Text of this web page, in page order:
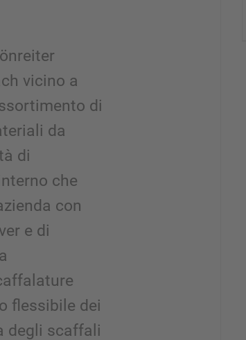
vicino a
di
da
di
che
con
e di
flessibile dei
degli scaffali